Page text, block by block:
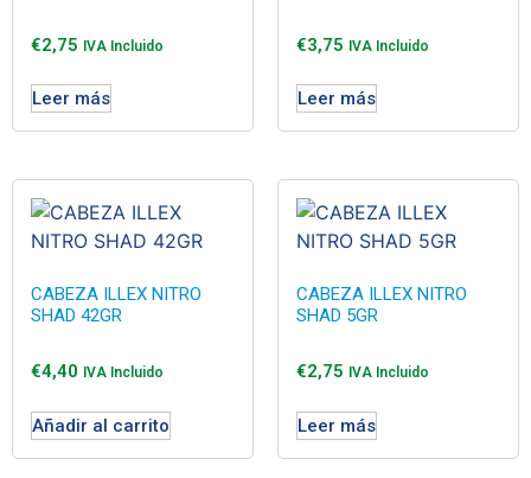
€2,75 IVA Incluido
Leer más
€3,75 IVA Incluido
Leer más
CABEZA ILLEX NITRO
SHAD 42GR
€4,40 IVA Incluido
Añadir al carrito
CABEZA ILLEX NITRO
SHAD 5GR
€2,75 IVA Incluido
Leer más